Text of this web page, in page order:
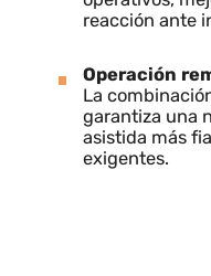
Integración
y actuadores
evaluar
Gestión
El sistema